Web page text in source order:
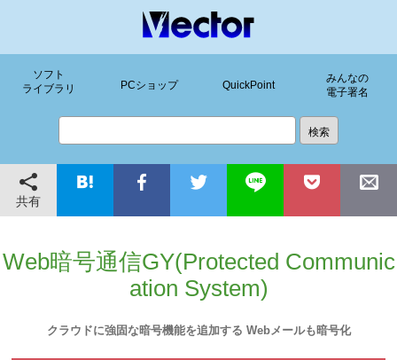
ソフト
ライブラリ
PCショップ QuickPoint
みんなの
電子署名
共有
Web暗号通信GY(Protected Communic
ation System)
クラウドに強固な暗号機能を追加する Webメールも暗号化